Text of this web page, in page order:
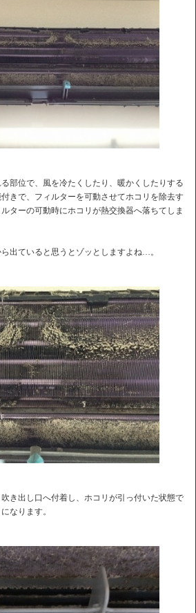
部位で、風を冷たくしたり、暖かくしたりする
きで、フィルターを可動させてホコリを除去す
ターの可動時にホコリが熱交換器へ落ちてしま
出ていると思うとゾッとしますよね…。
き出し口へ付着し、ホコリが引っ付いた状態で
なります。